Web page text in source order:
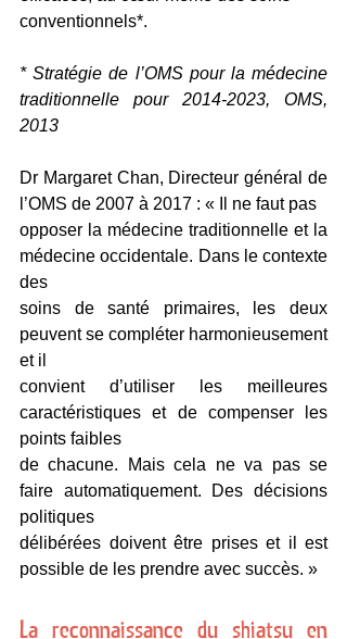
conventionnels*.
* Stratégie de l’OMS pour la médecine
traditionnelle pour 2014-2023, OMS,
2013
Dr Margaret Chan, Directeur général de
l’OMS de 2007 à 2017 : « Il ne faut pas
opposer la médecine traditionnelle et la
médecine occidentale. Dans le contexte
des
soins de santé primaires, les deux
peuvent se compléter harmonieusement
et il
convient d’utiliser les meilleures
caractéristiques et de compenser les
points faibles
de chacune. Mais cela ne va pas se
faire automatiquement. Des décisions
politiques
délibérées doivent être prises et il est
possible de les prendre avec succès. »
La reconnaissance du shiatsu en